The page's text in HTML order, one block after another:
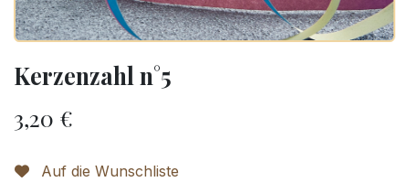
Kerzenzahl n°5
3,20 €
Auf die Wunschliste